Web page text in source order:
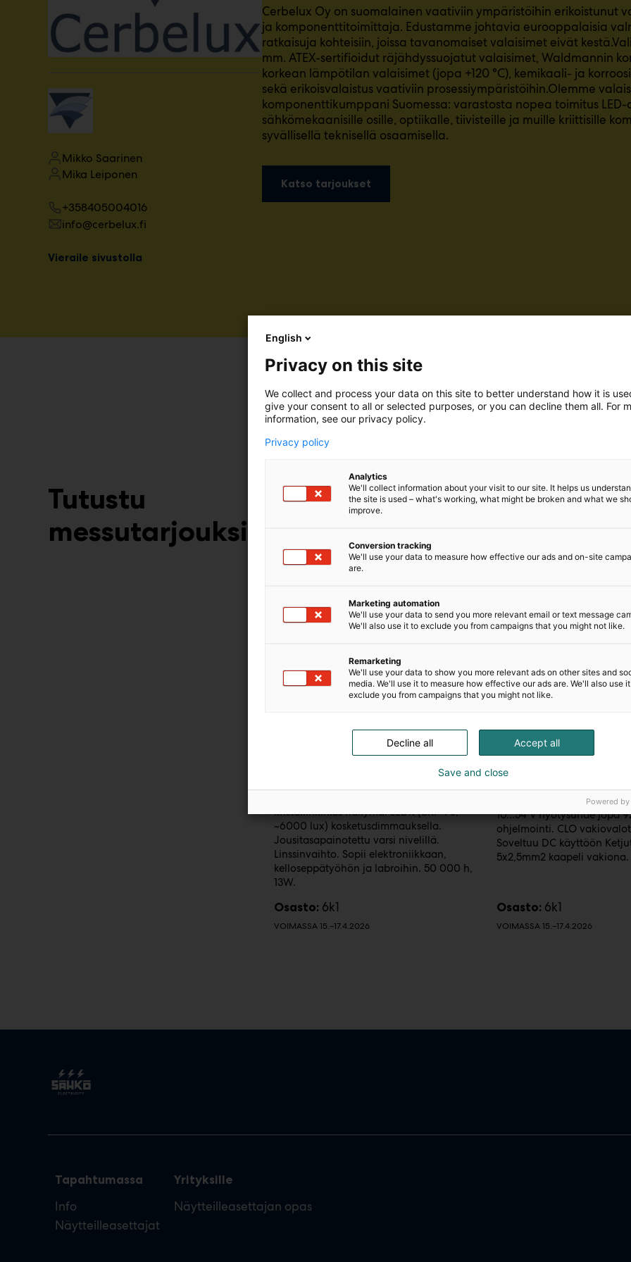
Mikko Saarinen
Mika Leiponen
+358405004016
info@cerbelux.fi
Vieraile sivustolla
m
ä
:
Cerbelux Oy on suomalainen vaativiin ympäristöihin erikoistunut
ja komponenttitoimittaja. Edustamme johtavia eurooppalaisia
ratkaisuja kohteisiin, joissa tavanomaiset valaisimet eivät
mm. ATEX-sertifioidut räjähdyssuojatut valaisimet, Waldmannin
korkean lämpötilan valaisimet (jopa +120 °C), kemikaali- ja
sekä erikoisvalaistus vaativiin prosessiympäristöihin.Olemme
komponenttikumppani Suomessa: varastosta nopea toimitus LED-
sähkömekaanisille osille, optiikalle, tiivisteille ja muille kriittisille
syvällisellä teknisellä osaamisella.
Katso tarjoukset
Tutustu
messutarjouksiin
Waldmann TEVISIO
kristallinkirkas näkymä. LEDit (CRI>90,
~6000 lux) kosketusdimmauksella.
Jousitasapainotettu varsi nivelillä.
Linssinvaihto. Sopii elektroniikkaan,
kelloseppätyöhön ja labroihin. 50 000 h,
13W.
Osasto: 6k1
VOIMASSA 15.–17.4.2026
TCI PROFESSIONALE
DALI NFC
TCI DALI LED liitäntälaite
alasvaloihin. 40 W /
10...54 V hyötysuhde jopa
ohjelmointi. CLO
Soveltuu DC käyttöön
5x2,5mm2 kaapeli vakiona.
Osasto: 6k1
VOIMASSA 15.–17.4.2026
Tapahtumassa
Info
Näytteilleasettajat
Yrityksille
Näytteilleasettajan opas
English
Privacy on this site
We collect and process your data on this site to better understand how it is
give your consent to all or selected purposes, or you can decline them all. For
information, see our privacy policy.
Privacy policy
Analytics
We'll collect information about your visit to our site. It helps us
the site is used – what's working, what might be broken and what we
improve.
Conversion tracking
We'll use your data to measure how effective our ads and on-site
are.
Marketing automation
We'll use your data to send you more relevant email or text message
We'll also use it to exclude you from campaigns that you might not like.
Remarketing
We'll use your data to show you more relevant ads on other sites and
media. We'll use it to measure how effective our ads are. We'll also use
exclude you from campaigns that you might not like.
Accept all
Decline all
Save and close
Powered by